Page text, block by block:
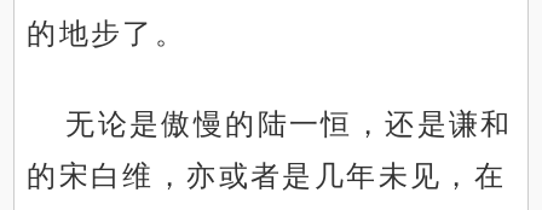
的地步了。
无论是傲慢的陆一恒，还是谦和
的宋白维，亦或者是几年未见，在